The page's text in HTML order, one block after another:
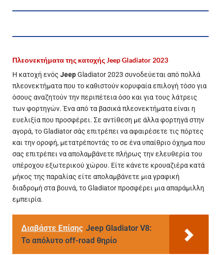
Πλεονεκτήματα της κατοχής Jeep Gladiator 2023
Η κατοχή ενός JeepGladiator 2023 συνοδεύεται από πολλά
πλεονεκτήματα που το καθιστούν κορυφαία επιλογή τόσο για
όσους αναζητούν την περιπέτεια όσο και για τους λάτρεις
των φορτηγών. Ένα από τα βασικά πλεονεκτήματα είναι η
ευελιξία που προσφέρει. Σε αντίθεση με άλλα φορτηγά στην
αγορά, το Gladiator σάς επιτρέπει να αφαιρέσετε τις πόρτες
και την οροφή, μετατρέποντάς το σε ένα υπαίθριο όχημα που
σας επιτρέπει να απολαμβάνετε πλήρως την ελευθερία του
υπέροχου εξωτερικού χώρου. Είτε κάνετε κρουαζιέρα κατά
μήκος της παραλίας είτε απολαμβάνετε μια γραφική
διαδρομή στα βουνά, το Gladiator προσφέρει μια απαράμιλλη
εμπειρία.
Διαβάστε Επίσης Jeep Gladiator V8:
Το απόλυτο οff-road θηρίο